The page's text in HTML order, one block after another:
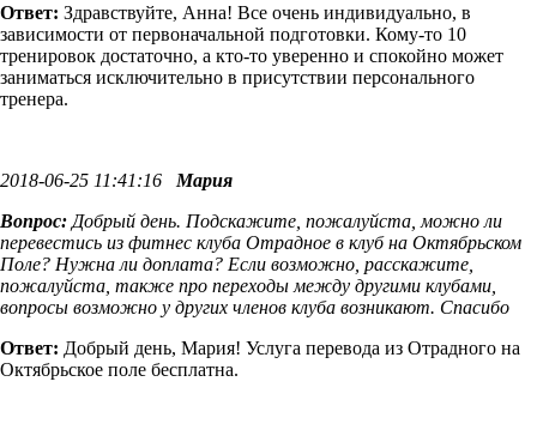
Ответ: Здравствуйте, Анна! Все очень индивидуально, в
зависимости от первоначальной подготовки. Кому-то 10
тренировок достаточно, а кто-то уверенно и спокойно может
заниматься исключительно в присутствии персонального
тренера.
2018-06-25 11:41:16 Мария
Вопрос: Добрый день. Подскажите, пожалуйста, можно ли
перевестись из фитнес клуба Отрадное в клуб на Октябрьском
Поле? Нужна ли доплата? Если возможно, расскажите,
пожалуйста, также про переходы между другими клубами,
вопросы возможно у других членов клуба возникают. Спасибо
Ответ: Добрый день, Мария! Услуга перевода из Отрадного на
Октябрьское поле бесплатна.